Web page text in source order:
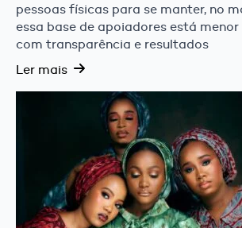
pessoas físicas para se manter, no
essa base de apoiadores está
com transparência e resultados
Ler mais